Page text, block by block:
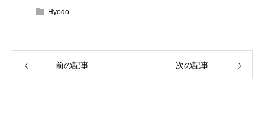
Hyodo
前の記事 次の記事